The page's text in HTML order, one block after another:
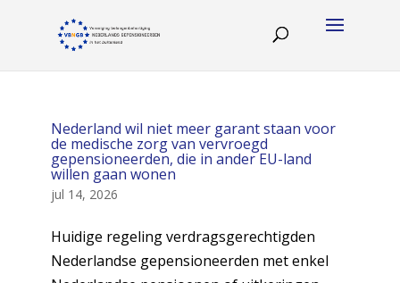
Nederland wil niet meer garant staan voor
de medische zorg van vervroegd
gepensioneerden, die in ander EU-land
willen gaan wonen
jul 14, 2026
Huidige regeling verdragsgerechtigden
Nederlandse gepensioneerden met enkel